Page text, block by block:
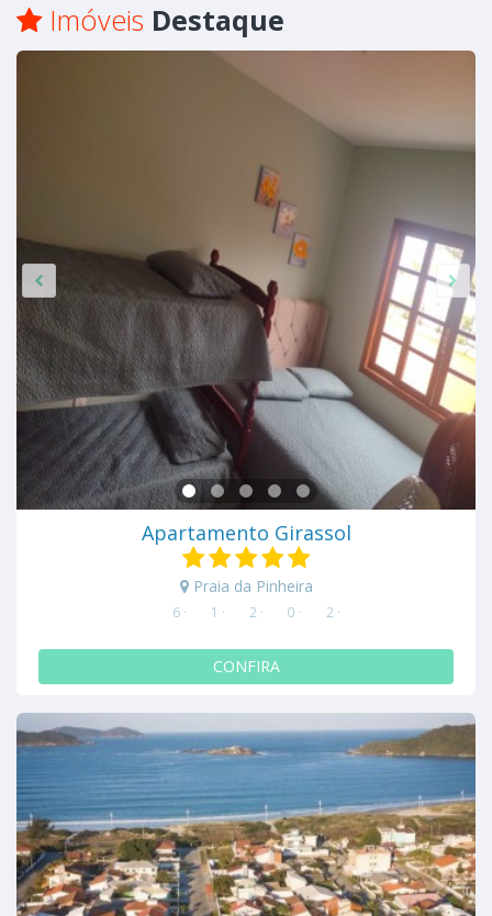
Imóveis Destaque
Apartamento Girassol
Praia da Pinheira
6 · 1 · 2 · 0 · 2 ·
CONFIRA